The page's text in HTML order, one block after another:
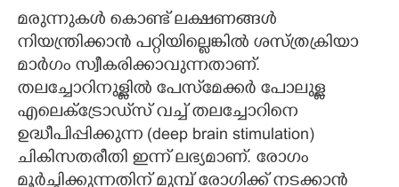
മരുന്നുകള്‍ കൊണ്ട് ലക്ഷണങ്ങള്‍
നിയന്ത്രിക്കാന്‍ പറ്റിയില്ലെങ്കില്‍ ശസ്ത്രക്രിയാ
മാര്‍ഗം സ്വീകരിക്കാവുന്നതാണ്.
തലച്ചോറിനുള്ളില്‍ പേസ്‌മേക്കര്‍ പോലുള്ള
എലെക്ട്രോഡ്‌സ് വച്ച് തലച്ചോറിനെ
ഉദ്ധീപിപ്പിക്കുന്ന (deep brain stimulation)
ചികിസതരീതി ഇന്ന് ലഭ്യമാണ്. രോഗം
മൂര്‍ച്ഛിക്കുന്നതിന് മുമ്പ് രോഗിക്ക് നടക്കാന്‍